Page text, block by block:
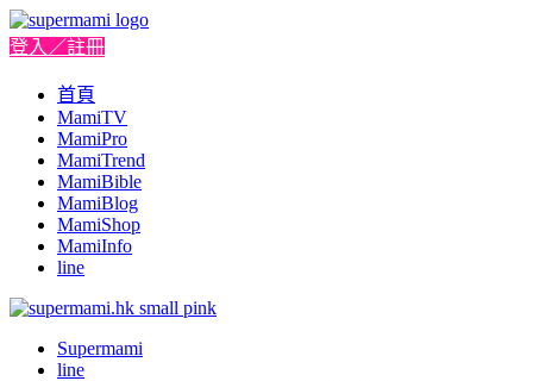
登入／註冊
首頁
MamiTV
MamiPro
MamiTrend
MamiBible
MamiBlog
MamiShop
MamiInfo
line
Supermami
line